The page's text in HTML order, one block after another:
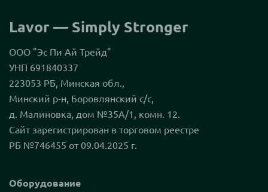
Lavor — Simply Stronger
ООО "Эс Пи Ай Трейд"
УНП 691840337
223053 РБ, Минская обл.,
Минский р-н, Боровлянский с/с,
д. Малиновка, дом №35А/1, комн. 12.
Сайт зарегистрирован в торговом реестре
РБ №746455 от 09.04.2025 г.
Оборудование